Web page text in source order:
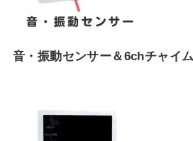
音・振動センサー＆6chチャイ